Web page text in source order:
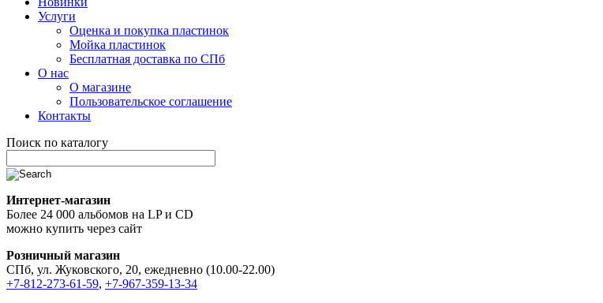
Услуги
Оценка и покупка пластинок
Мойка пластинок
Бесплатная доставка по СПб
О нас
О магазине
Пользовательское соглашение
Контакты
Поиск по каталогу
Интернет-магазин
Более 24 000 альбомов на LP и CD
можно купить через сайт
Розничный магазин
СПб, ул. Жуковского, 20, ежедневно (10.00-22.00)
+7-812-273-61-59, +7-967-359-13-34